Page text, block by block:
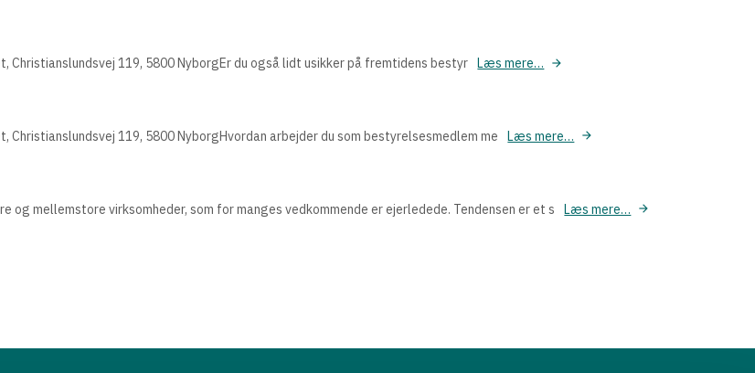
Christianslundsvej 119, 5800 NyborgEr du også lidt usikker på fremtidens bestyr Læs mere…
119, 5800 NyborgHvordan arbejder du som bestyrelsesmedlem me Læs mere…
mellemstore virksomheder, som for manges vedkommende er ejerledede. Tendensen er et s Læs mere…